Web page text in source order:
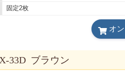
固定2枚
オ
33D ブラウン